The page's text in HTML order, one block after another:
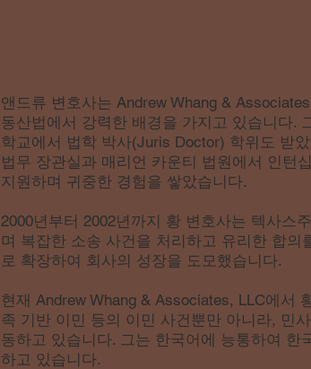
앤드류 변호사는 Andrew Whang &
동산법에서 강력한 배경을 가지고 있습니다.
학교에서 법학 박사(Juris Doctor) 학위도 받
법무 장관실과 매리언 카운티 법원에서 인턴
지원하며 귀중한 경험을 쌓았습니다.
2000년부터 2002년까지 황 변호사는 텍사스
며 복잡한 소송 사건을 처리하고 유리한 합
로 확장하여 회사의 성장을 도모했습니다.
현재 Andrew Whang & Associates, LLC에서
족 기반 이민 등의 이민 사건뿐만 아니라, 민
동하고 있습니다. 그는 한국어에 능통하여
하고 있습니다.